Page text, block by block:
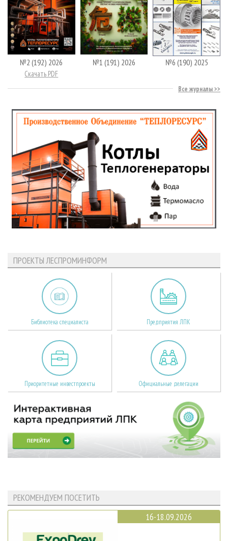
№2 (192) 2026
Скачать PDF
№1 (191) 2026 №6 (190) 2025
Все журналы
ПРОЕКТЫ ЛЕСПРОМИНФОРМ
Библиотека специалиста Предприятия ЛПК
Приоритетные инвестпроекты Официальные делегации
РЕКОМЕНДУЕМ ПОСЕТИТЬ
16-18.09.2026